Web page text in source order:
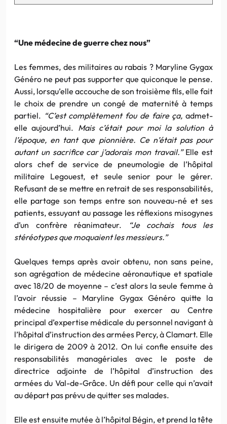
“Une médecine de guerre chez nous”
Les femmes, des militaires au rabais ? Maryline Gygax
Généro ne peut pas supporter que quiconque le pense.
Aussi, lorsqu’elle accouche de son troisième fils, elle fait
le choix de prendre un congé de maternité à temps
partiel. “C’est complètement fou de faire ça,admet-
elle aujourd’hui. Mais c’était pour moi la solution à
l’époque, en tant que pionnière. Ce n’était pas pour
autant un sacrifice car j’adorais mon travail.” Elle est
alors chef de service de pneumologie de l’hôpital
militaire Legouest, et seule senior pour le gérer.
Refusant de se mettre en retrait de ses responsabilités,
elle partage son temps entre son nouveau-né et ses
patients, essuyant au passage les réflexions misogynes
d’un confrère réanimateur.
“Je cochais tous les
stéréotypes que moquaient les messieurs.”
Quelques temps après avoir obtenu, non sans peine,
son agrégation de médecine aéronautique et spatiale
avec 18/20 de moyenne – c’est alors la seule femme à
l’avoir réussie – Maryline Gygax Généro quitte la
médecine hospitalière pour exercer au Centre
principal d’expertise médicale du personnel navigant à
l’hôpital d’instruction des armées Percy, à Clamart. Elle
le dirigera de 2009 à 2012. On lui confie ensuite des
responsabilités managériales avec le poste de
directrice adjointe de l’hôpital d’instruction des
armées du Val-de-Grâce. Un défi pour celle qui n’avait
au départ pas prévu de quitter ses malades.
Elle est ensuite mutée à l’hôpital Bégin, et prend la tête